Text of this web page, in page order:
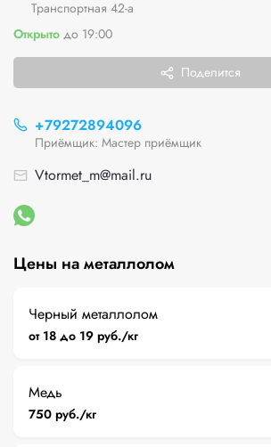
Транспортная 42-а
Открыто до 19:00
Поделится
+79272894096
Приёмщик: Мастер приёмщик
Vtormet_m@mail.ru
Цены на металлолом
Черный металлолом
от 18 до 19 руб./кг
Медь
750 руб./кг